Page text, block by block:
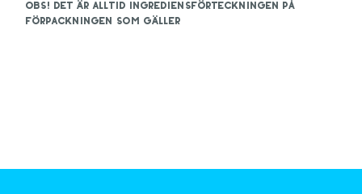
OBS! Det är alltid ingrediensförteckningen på
förpackningen som gäller